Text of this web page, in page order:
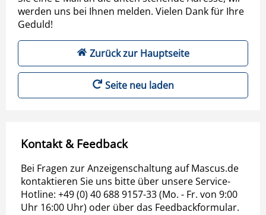
werden uns bei Ihnen melden. Vielen Dank für Ihre
Geduld!
Zurück zur Hauptseite
Seite neu laden
Kontakt & Feedback
Bei Fragen zur Anzeigenschaltung auf Mascus.de
kontaktieren Sie uns bitte über unsere Service-
Hotline: +49 (0) 40 688 9157-33 (Mo. - Fr. von 9:00
Uhr 16:00 Uhr) oder über das Feedbackformular.